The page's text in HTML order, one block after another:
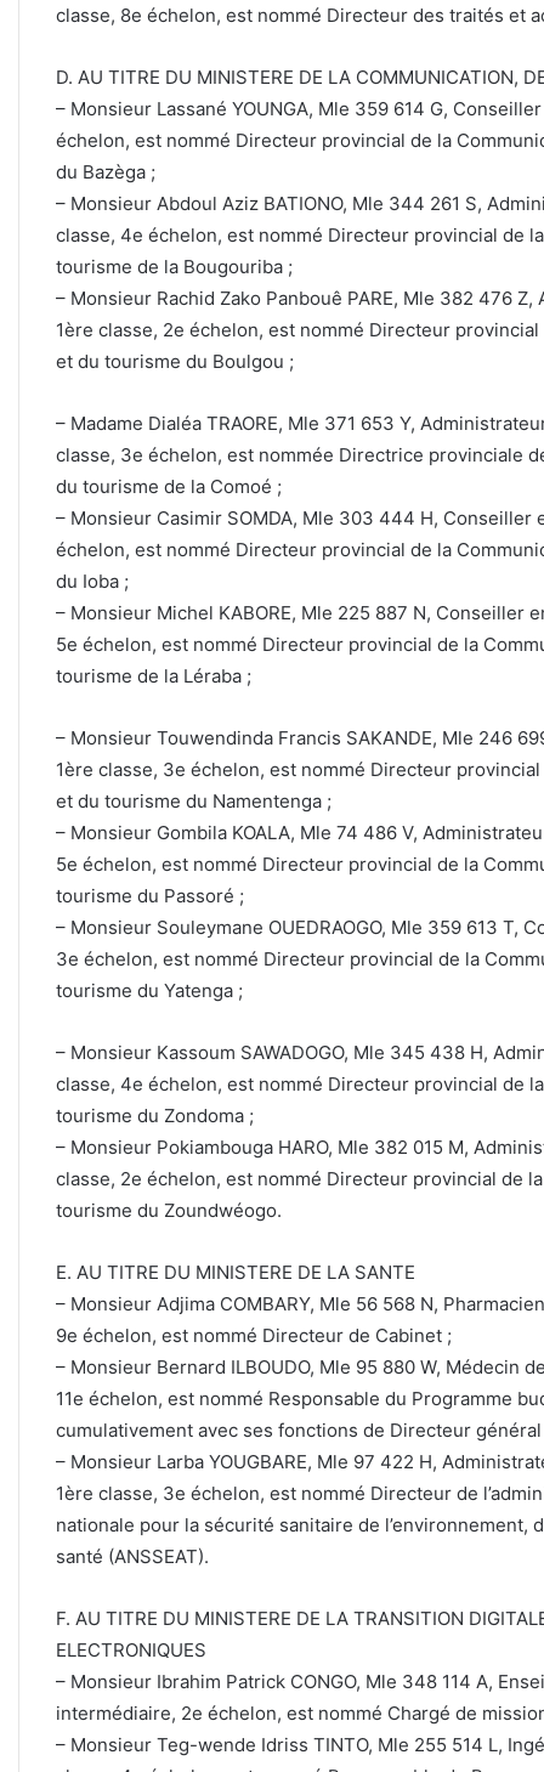
classe, 8e échelon, est nommé Directeur des traités et
D. AU TITRE DU MINISTERE DE LA COMMUNICATION,
– Monsieur Lassané YOUNGA, Mle 359 614 G,
échelon, est nommé Directeur provincial de la
du Bazèga ;
– Monsieur Abdoul Aziz BATIONO, Mle 344 261 S,
classe, 4e échelon, est nommé Directeur provincial de
tourisme de la Bougouriba ;
– Monsieur Rachid Zako Panbouê PARE, Mle 382 476
1ère classe, 2e échelon, est nommé Directeur
et du tourisme du Boulgou ;
– Madame Dialéa TRAORE, Mle 371 653 Y,
classe, 3e échelon, est nommée Directrice provinciale
du tourisme de la Comoé ;
– Monsieur Casimir SOMDA, Mle 303 444 H, Conseiller
échelon, est nommé Directeur provincial de la
du Ioba ;
– Monsieur Michel KABORE, Mle 225 887 N, Conseiller
5e échelon, est nommé Directeur provincial de la
tourisme de la Léraba ;
– Monsieur Touwendinda Francis SAKANDE, Mle 246
1ère classe, 3e échelon, est nommé Directeur
et du tourisme du Namentenga ;
– Monsieur Gombila KOALA, Mle 74 486 V,
5e échelon, est nommé Directeur provincial de la
tourisme du Passoré ;
– Monsieur Souleymane OUEDRAOGO, Mle 359 613 T,
3e échelon, est nommé Directeur provincial de la
tourisme du Yatenga ;
– Monsieur Kassoum SAWADOGO, Mle 345 438 H,
classe, 4e échelon, est nommé Directeur provincial de
tourisme du Zondoma ;
– Monsieur Pokiambouga HARO, Mle 382 015 M,
classe, 2e échelon, est nommé Directeur provincial de
tourisme du Zoundwéogo.
E. AU TITRE DU MINISTERE DE LA SANTE
– Monsieur Adjima COMBARY, Mle 56 568 N,
9e échelon, est nommé Directeur de Cabinet ;
– Monsieur Bernard ILBOUDO, Mle 95 880 W, Médecin
11e échelon, est nommé Responsable du Programme
cumulativement avec ses fonctions de Directeur général
– Monsieur Larba YOUGBARE, Mle 97 422 H,
1ère classe, 3e échelon, est nommé Directeur de
nationale pour la sécurité sanitaire de l’environnement,
santé (ANSSEAT).
F. AU TITRE DU MINISTERE DE LA TRANSITION
ELECTRONIQUES
– Monsieur Ibrahim Patrick CONGO, Mle 348 114 A,
intermédiaire, 2e échelon, est nommé Chargé de
– Monsieur Teg-wende Idriss TINTO, Mle 255 514 L,